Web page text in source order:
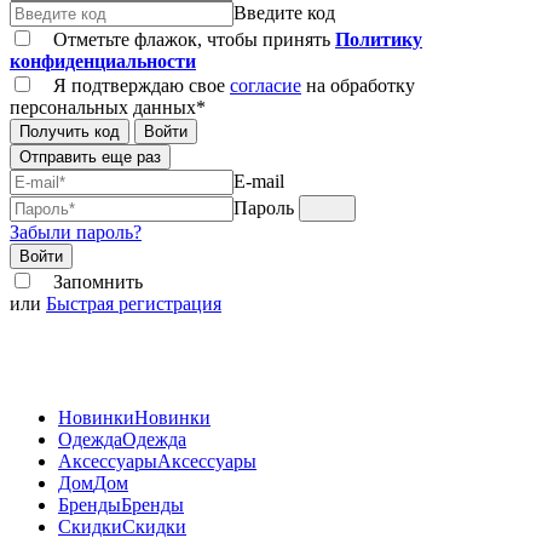
Введите код
Отметьте флажок, чтобы принять Политику
конфиденциальности
Я подтверждаю свое согласие на обработку
персональных данных*
Получить код
Войти
Отправить еще раз
E-mail
Пароль
Забыли пароль?
Войти
Запомнить
или Быстрая регистрация
НовинкиНовинки
ОдеждаОдежда
АксессуарыАксессуары
ДомДом
БрендыБренды
СкидкиСкидки